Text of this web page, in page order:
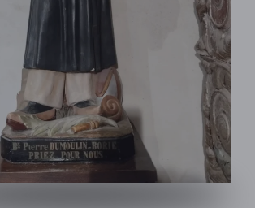
1988, le pape Jean-Paul II l’inscrit au
saints martyrisés en Extrême Orient.